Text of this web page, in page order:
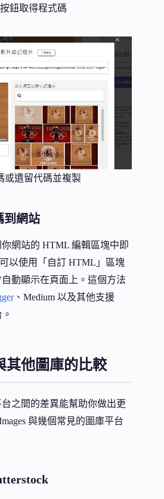
鈕取得程式碼
或遺留代碼並複製
到網站
網站的 HTML 編輯區塊中即
以使用「自訂 HTML」區塊
動顯示在頁面上。這個方法
、Medium 以及其他支援
其他圖庫的比較
之間的差異能幫助你做出更
與幾個常見的圖庫平台